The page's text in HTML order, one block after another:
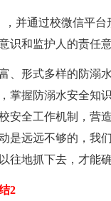
并通过校微信平
识和监护人的责任意
、形式多样的防溺
掌握防溺水安全知
安全工作机制，营
是远远不够的，我
往地抓下去，才能
2